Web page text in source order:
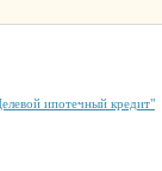
ипотечный кредит"